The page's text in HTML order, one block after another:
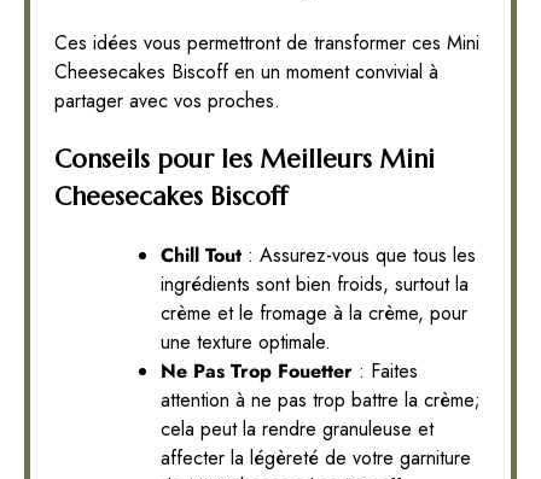
Ces idées vous permettront de transformer ces Mini
Cheesecakes Biscoff en un moment convivial à
partager avec vos proches.
Conseils pour les Meilleurs Mini
Cheesecakes Biscoff
Chill Tout : Assurez-vous que tous les
ingrédients sont bien froids, surtout la
crème et le fromage à la crème, pour
une texture optimale.
Ne Pas Trop Fouetter : Faites
attention à ne pas trop battre la crème;
cela peut la rendre granuleuse et
affecter la légèreté de votre garniture